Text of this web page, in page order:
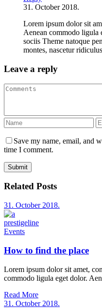
31. October 2018.
Lorem ipsum dolor sit
Aenean commodo ligula
sociis Theme natoque
montes, nascetur
Leave a reply
Save my name, email, and
time I comment.
Submit
Related Posts
31. October 2018.
prestigeline
Events
How to find the place
Lorem ipsum dolor sit amet,
commodo ligula eget dolor.
Read More
31. October 2018.